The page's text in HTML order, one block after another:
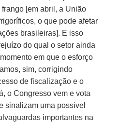
[em abril, a União
o que pode afetar
brasileiras]. E isso
do qual o setor ainda
em que o esforço
sim, corrigindo
de fiscalização e o
o Congresso vem e vota
sinalizam uma possível
importantes na